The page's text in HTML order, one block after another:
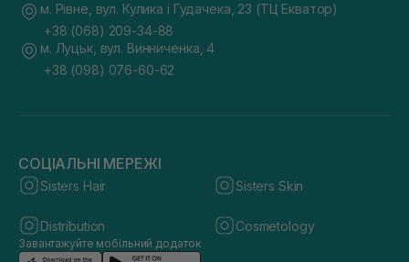
м. Рівне, вул. Кулика і Гудачека, 23 (ТЦ Екватор)
+38 (068) 209-34-88
м. Луцьк, вул. Винниченка, 4
+38 (098) 076-60-62
СОЦІАЛЬНІ МЕРЕЖІ
Sisters Hair Sisters Skin
Distribution Cosmetology
Завантажуйте мобільний додаток